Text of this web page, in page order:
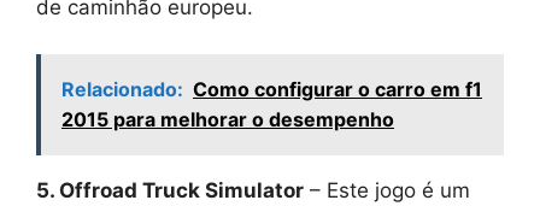
de caminhão europeu.
Relacionado: Como configurar o carro em f1
2015 para melhorar o desempenho
5. Offroad Truck Simulator – Este jogo é um